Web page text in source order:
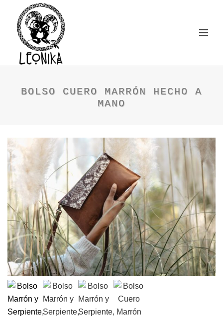
BOLSO CUERO MARRÓN HECHO A
MANO